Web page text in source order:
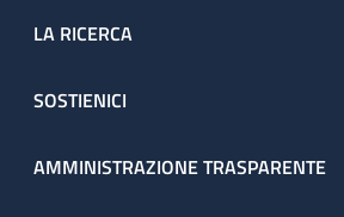
LA RICERCA
SOSTIENICI
AMMINISTRAZIONE TRASPARENTE